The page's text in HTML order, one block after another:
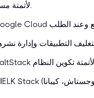
وAzure DevOps لأتمتة مسارات البناء والاختبار والنشر.